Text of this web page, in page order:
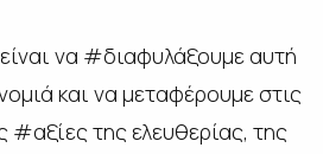
να #διαφυλάξουμε αυτή
και να μεταφέρουμε στις
#αξίες της ελευθερίας, της